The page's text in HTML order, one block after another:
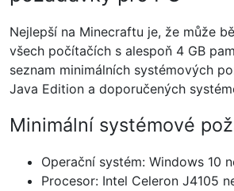
Nejlepší na Minecraftu je, že může
všech počítačích s alespoň 4 GB
seznam minimálních systémových
Java Edition a doporučených
Minimální systémové
Operační systém: Windows 10
Procesor: Intel Celeron J4105